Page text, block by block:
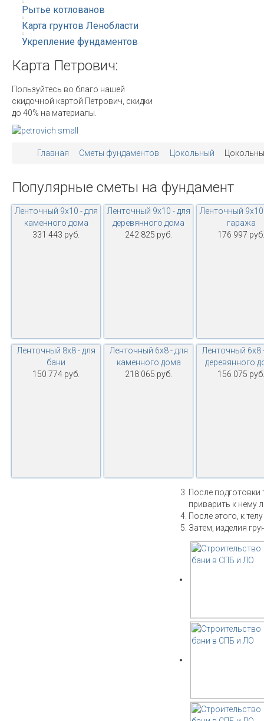
Рытье котлованов
Карта грунтов Ленобласти
Укрепление фундаментов
Карта Петрович:
Пользуйтесь во благо нашей
скидочной картой Петрович, скидки
до 40% на материалы.
Главная Сметы фундаментов Цокольный
Популярные сметы на фундамент
Ленточный 9х10 - для
каменного дома
331 443 руб.
Ленточный 9х10 - для
деревянного дома
242 825 руб.
Ленточный 9х10
гаража
176 997 руб.
Ленточный 8х8 - для
бани
150 774 руб.
Ленточный 6х8 - для
каменного дома
218 065 руб.
Ленточный 6х8
деревянного
156 075 руб.
После подготовки
приварить к нему
После этого, к
Затем, изделия